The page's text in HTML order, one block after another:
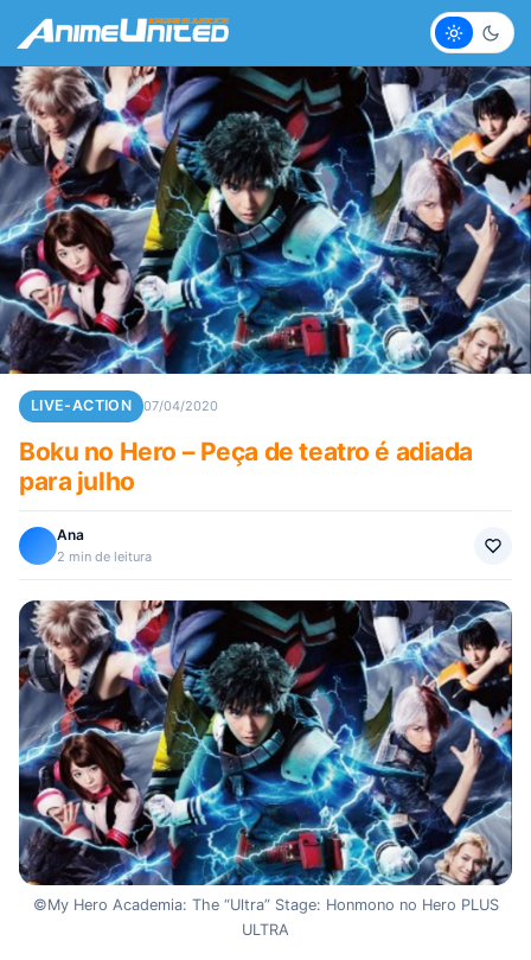
Claro
LIVE-ACTION 07/04/2020
Boku no Hero – Peça de teatro é adiada
para julho
Ana
2 min de leitura
©My Hero Academia: The “Ultra” Stage: Honmono no Hero PLUS
ULTRA